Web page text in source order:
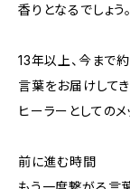
香りとなるでしょう。
13年以上、今まで
言葉をお届けしてき
ヒーラーとしての
前に進む時間